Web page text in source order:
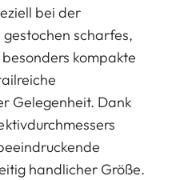
bei der
scharfes,
kompakte
Gelegenheit. Dank
handlicher Größe.